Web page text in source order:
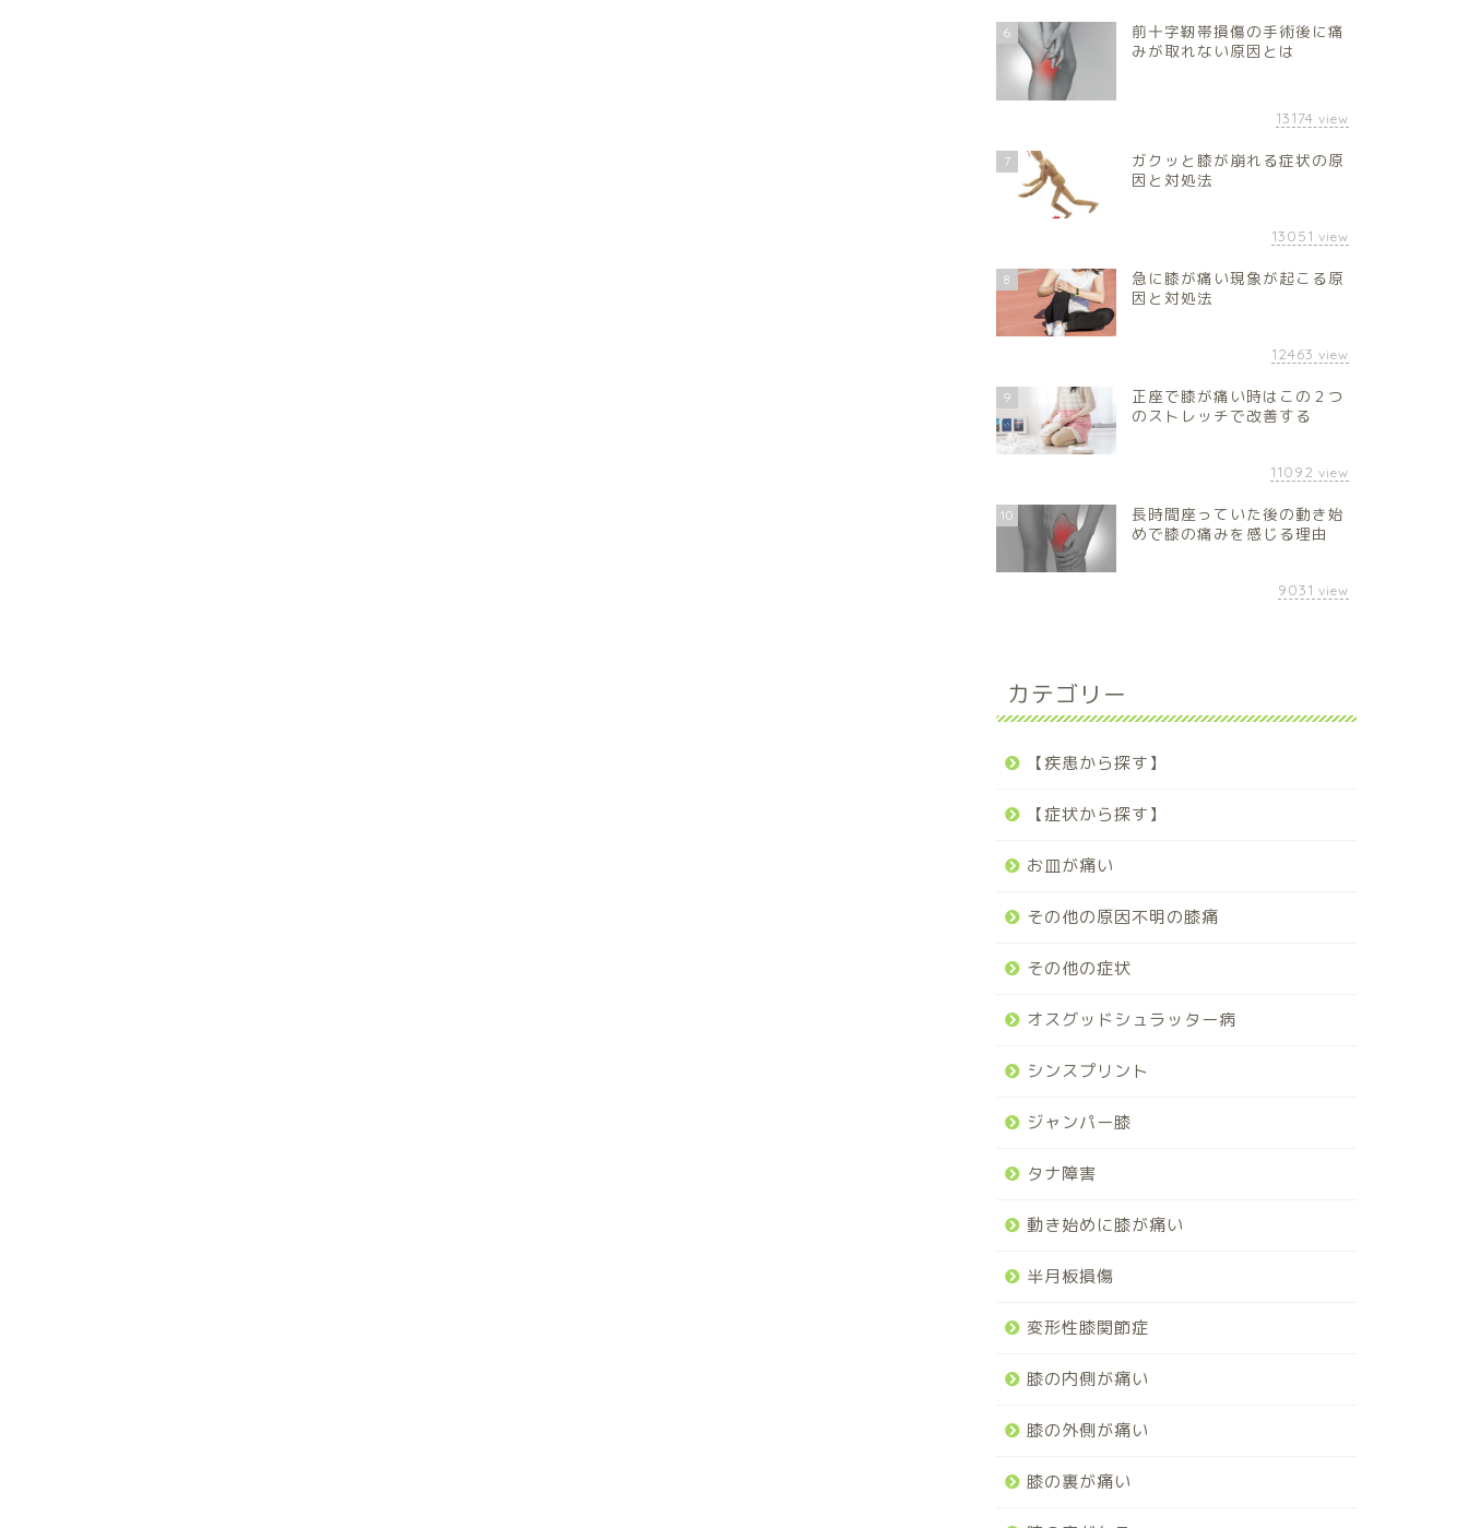
6
前十字靭帯損傷の手術後に痛
みが取れない原因とは
13174 view
7
ガクッと膝が崩れる症状の原
因と対処法
13051 view
8
急に膝が痛い現象が起こる原
因と対処法
12463 view
9
正座で膝が痛い時はこの２つ
のストレッチで改善する
11092 view
10
長時間座っていた後の動き始
めで膝の痛みを感じる理由
9031 view
カテゴリー
【疾患から探す】
【症状から探す】
お皿が痛い
その他の原因不明の膝痛
その他の症状
オスグッドシュラッター病
シンスプリント
ジャンパー膝
タナ障害
動き始めに膝が痛い
半月板損傷
変形性膝関節症
膝の内側が痛い
膝の外側が痛い
膝の裏が痛い